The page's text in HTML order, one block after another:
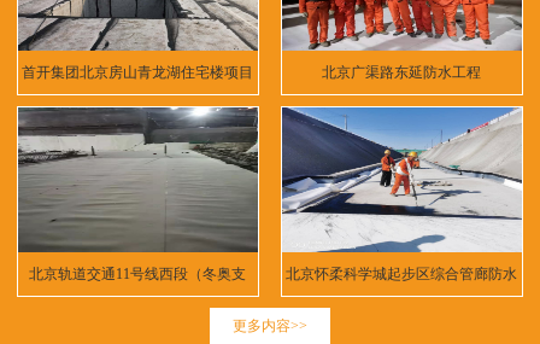
首开集团北京房山青龙湖住宅楼项目 北京广渠路东延防水工程
北京轨道交通11号线西段（冬奥支 北京怀柔科学城起步区综合管廊防水
更多内容>>